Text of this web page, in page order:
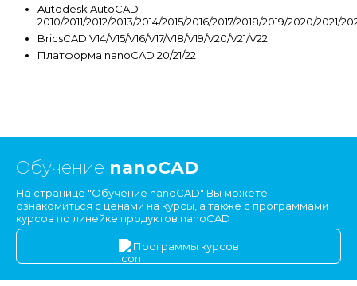
Autodesk AutoCAD
2010/2011/2012/2013/2014/2015/2016/2017/2018/2019/2020/2021/
BricsCAD V14/V15/V16/V17/V18/V19/V20/V21/V22
Платформа nanoCAD 20/21/22
Обучение nanoCAD
На странице "Обучение nanoCAD" Вы можете
ознакомиться с ценами на курсы, а также с программами
курсов по линейке продуктов nanoCAD
Программы курсов